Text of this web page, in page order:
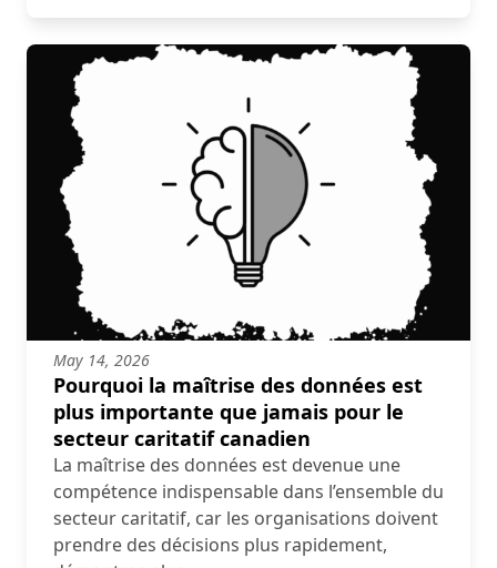
May 14, 2026
Pourquoi la maîtrise des données est
plus importante que jamais pour le
secteur caritatif canadien
La maîtrise des données est devenue une
compétence indispensable dans l’ensemble du
secteur caritatif, car les organisations doivent
prendre des décisions plus rapidement,